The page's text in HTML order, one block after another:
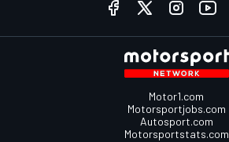
Motor1.com
Motorsportjobs.com
Autosport.com
Motorsportstats.com